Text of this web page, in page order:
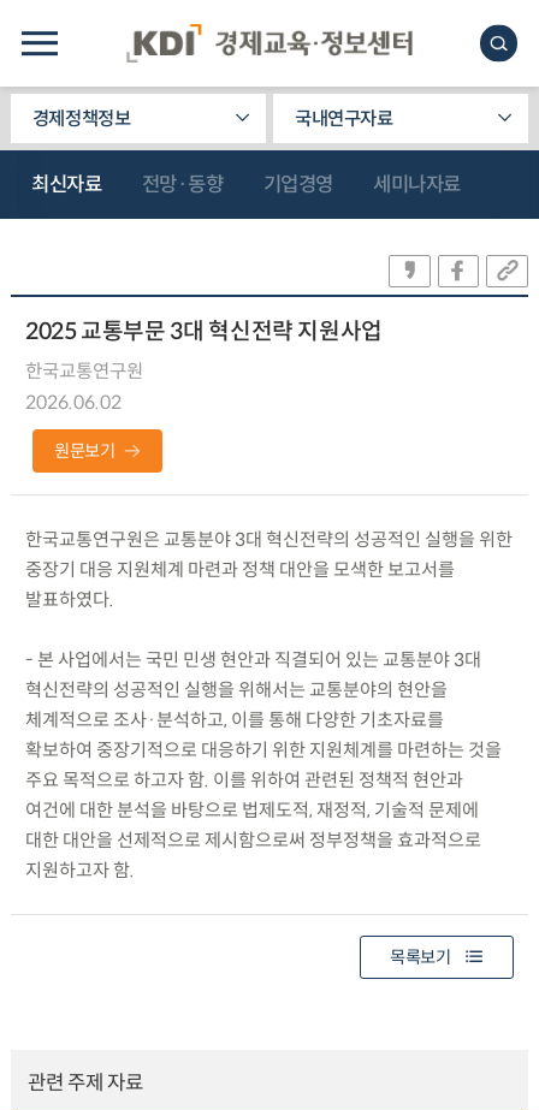
경제정책정보 국내연구자료
최신자료 전망·동향 기업경영 세미나자료
2025 교통부문 3대 혁신전략 지원사업
한국교통연구원
2026.06.02
원문보기
한국교통연구원은 교통분야 3대 혁신전략의 성공적인 실행을 위한
중장기 대응 지원체계 마련과 정책 대안을 모색한 보고서를
발표하였다.
- 본 사업에서는 국민 민생 현안과 직결되어 있는 교통분야 3대
혁신전략의 성공적인 실행을 위해서는 교통분야의 현안을
체계적으로 조사·분석하고, 이를 통해 다양한 기초자료를
확보하여 중장기적으로 대응하기 위한 지원체계를 마련하는 것을
주요 목적으로 하고자 함. 이를 위하여 관련된 정책적 현안과
여건에 대한 분석을 바탕으로 법제도적, 재정적, 기술적 문제에
대한 대안을 선제적으로 제시함으로써 정부정책을 효과적으로
지원하고자 함.
목록보기
관련 주제 자료